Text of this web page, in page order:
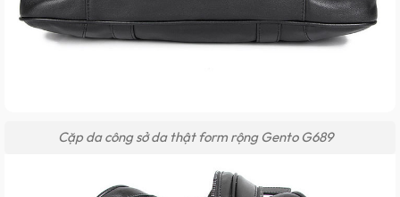
Cặp da công sở da thật form rộng Gento G689